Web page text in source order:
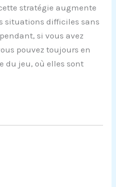
stratégie augmente
situations difficiles sans
si vous avez
pouvez toujours en
du jeu, où elles sont